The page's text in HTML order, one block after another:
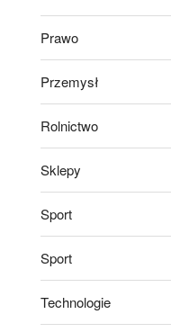
Prawo
Przemysł
Rolnictwo
Sklepy
Sport
Sport
Technologie